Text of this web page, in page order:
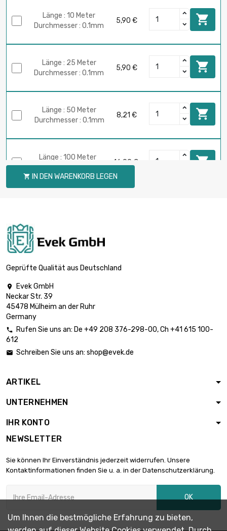
Länge : 10 Meter
Durchmesser : 0.1mm
5,90 € 
Länge : 25 Meter
Durchmesser : 0.1mm
5,90 € 
Länge : 50 Meter
Durchmesser : 0.1mm
8,21 € 
Länge : 100 Meter
Durchmesser : 0.1mm
16,09 € 
Länge : 1 Meter
Durchmesser : 0.12mm
Durchmesser : 0.12mm
5,90 €
Durchmesser : 0.12mm
Länge : 10 Meter
Durchmesser : 0.12mm
 IN DEN WARENKORB LEGEN
Geprüfte Qualität aus Deutschland

Evek GmbH
Neckar Str. 39
45478 Mülheim an der Ruhr
Germany
 Rufen Sie uns an: De +49 208 376-298-00, Ch +41 615 100-
612
 Schreiben Sie uns an: shop@evek.de
ARTIKEL
UNTERNEHMEN
IHR KONTO
NEWSLETTER
Sie können Ihr Einverständnis jederzeit widerrufen. Unsere
Kontaktinformationen finden Sie u. a. in der Datenschutzerklärung.
OK
Um Ihnen die bestmögliche Erfahrung zu bieten,